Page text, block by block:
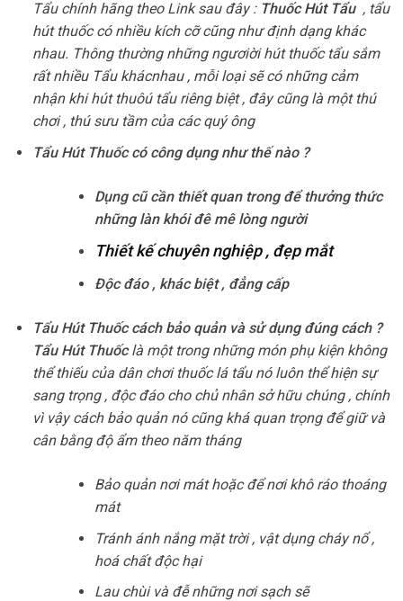
Tẩu chính hãng theo Link sau đây : Thuốc Hút Tẩu, tẩu
hút thuốc có nhiều kích cỡ cũng như định dạng khác
nhau. Thông thường những ngươiời hút thuốc tẩu sắm
rất nhiều Tẩu khácnhau , mỗi loại sẽ có những cảm
nhận khi hút thuôú tẩu riêng biệt , đây cũng là một thú
chơi , thú sưu tầm của các quý ông
Tẩu Hút Thuốc có công dụng như thế nào ?
Dụng cũ cần thiết quan trong để thưởng thức
những làn khói đê mê lòng người
Thiết kế chuyên nghiệp , đẹp mắt
Độc đáo , khác biệt , đẳng cấp
Tẩu Hút Thuốc cách bảo quản và sử dụng đúng cách ?
Tẩu Hút Thuốc là một trong những món phụ kiện không
thể thiếu của dân chơi thuốc lá tẩu nó luôn thể hiện sự
sang trọng , độc đáo cho chủ nhân sở hữu chúng , chính
vì vậy cách bảo quản nó cũng khá quan trọng để giữ và
cân bằng độ ẩm theo năm tháng
Bảo quản nơi mát hoặc để nơi khô ráo thoáng
mát
Tránh ánh nắng mặt trời , vật dụng cháy nổ ,
hoá chất độc hại
Lau chùi và đễ những nơi sạch sẽ